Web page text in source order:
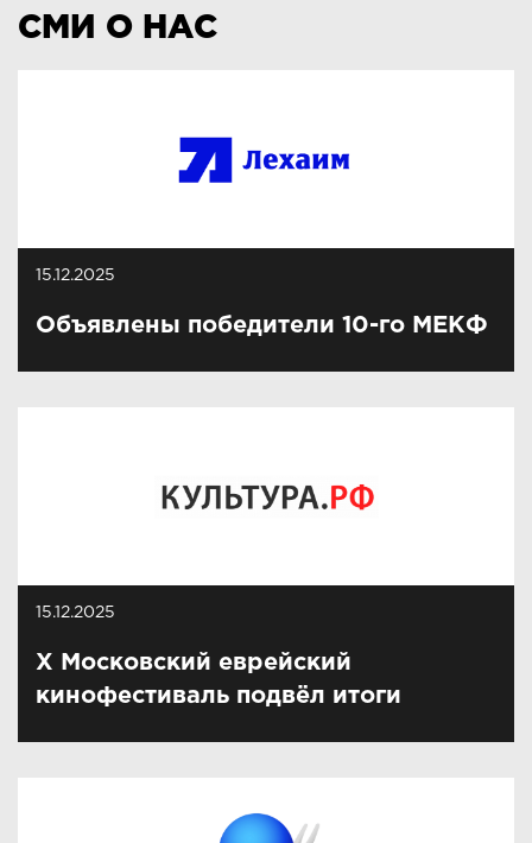
СМИ О НАС
15.12.2025
Объявлены победители 10-го МЕКФ
15.12.2025
X Московский еврейский
кинофестиваль подвёл итоги